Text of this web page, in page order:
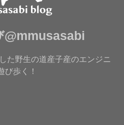
@mmusasabi
た野生の道産子産のエンジニ
び歩く！